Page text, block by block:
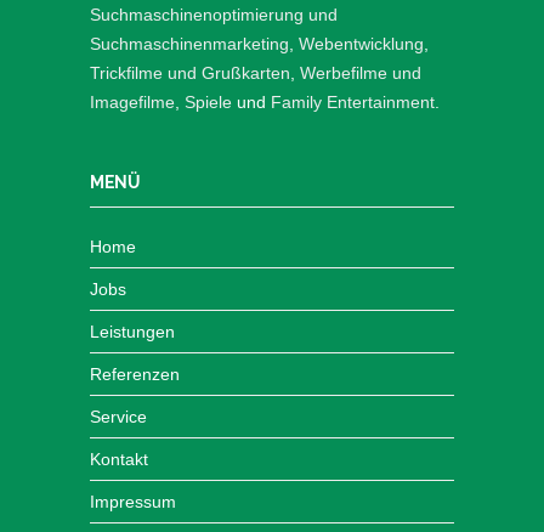
Suchmaschinenoptimierung und
Suchmaschinenmarketing Webentwicklung
Trickfilme und Grußkarten Werbefilme und
Imagefilme Spiele und Family Entertainment
MENÜ
Home
Jobs
Leistungen
Referenzen
Service
Kontakt
Impressum